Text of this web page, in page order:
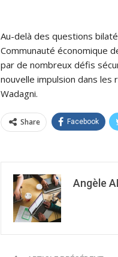
Au-delà des questions
Communauté économique
par de nombreux défis
nouvelle impulsion dans
Wadagni.
Share Facebook
Angèle